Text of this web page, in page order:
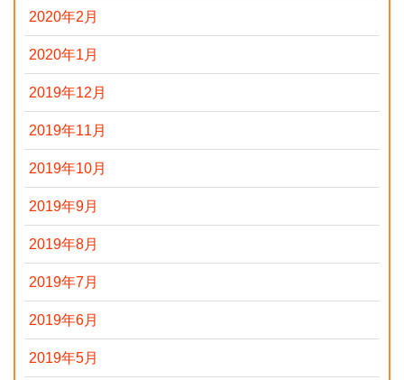
2020年2月
2020年1月
2019年12月
2019年11月
2019年10月
2019年9月
2019年8月
2019年7月
2019年6月
2019年5月